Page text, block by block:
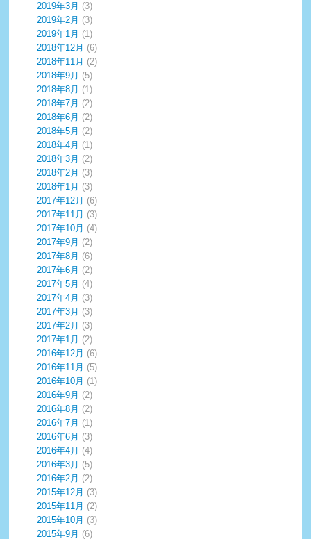
2019年3月 (3)
2019年2月 (3)
2019年1月 (1)
2018年12月 (6)
2018年11月 (2)
2018年9月 (5)
2018年8月 (1)
2018年7月 (2)
2018年6月 (2)
2018年5月 (2)
2018年4月 (1)
2018年3月 (2)
2018年2月 (3)
2018年1月 (3)
2017年12月 (6)
2017年11月 (3)
2017年10月 (4)
2017年9月 (2)
2017年8月 (6)
2017年6月 (2)
2017年5月 (4)
2017年4月 (3)
2017年3月 (3)
2017年2月 (3)
2017年1月 (2)
2016年12月 (6)
2016年11月 (5)
2016年10月 (1)
2016年9月 (2)
2016年8月 (2)
2016年7月 (1)
2016年6月 (3)
2016年4月 (4)
2016年3月 (5)
2016年2月 (2)
2015年12月 (3)
2015年11月 (2)
2015年10月 (3)
2015年9月 (6)